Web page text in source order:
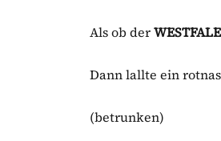
Als ob der
Dann lallte ein
(betrunken)